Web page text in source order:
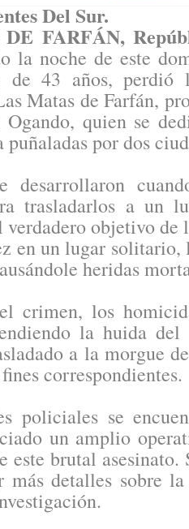
Del Sur.
FARFÁN,
la noche de este
de 43 años,
Matas de Farfán,
Ogando, quien se
puñaladas por dos
desarrollaron
trasladarlos a un
verdadero objetivo
en un lugar solitario,
heridas
crimen, los
la huida
a la morgue
correspondientes.
policiales se
un amplio
este brutal
más detalles sobre